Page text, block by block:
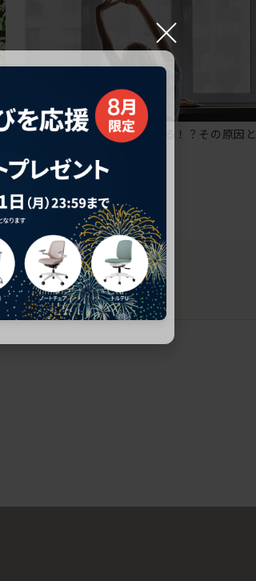
椅子に座っているのに疲れる！？その原因と
×